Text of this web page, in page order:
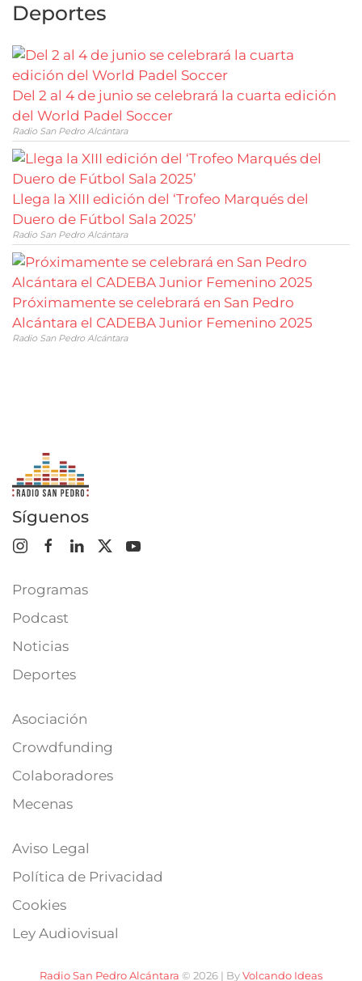
Deportes
Del 2 al 4 de junio se celebrará la cuarta edición
del World Padel Soccer
Radio San Pedro Alcántara
Llega la XIII edición del ‘Trofeo Marqués del
Duero de Fútbol Sala 2025’
Radio San Pedro Alcántara
Próximamente se celebrará en San Pedro
Alcántara el CADEBA Junior Femenino 2025
Radio San Pedro Alcántara
Síguenos
Programas
Podcast
Noticias
Deportes
Asociación
Crowdfunding
Colaboradores
Mecenas
Aviso Legal
Política de Privacidad
Cookies
Ley Audiovisual
Radio San Pedro Alcántara © 2026 | ByVolcando Ideas